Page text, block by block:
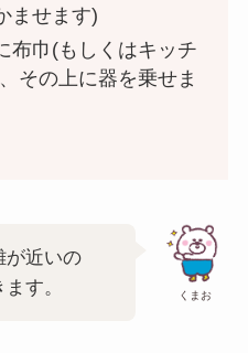
ませます)
布巾(もしくはキッチ
その上に器を乗せま
くまお
が近いの
す。